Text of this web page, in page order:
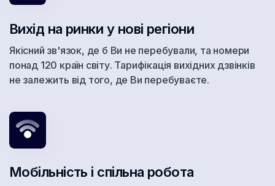
Боливия
Ботсвана
Бруней
Вихід на ринки у нові регіони
Якісний зв'язок, де б Ви не перебували, та номери
понад 120 країн світу. Тарифікація вихідних дзвінків
не залежить від того, де Ви перебуваєте.
Мобільність і спільна робота